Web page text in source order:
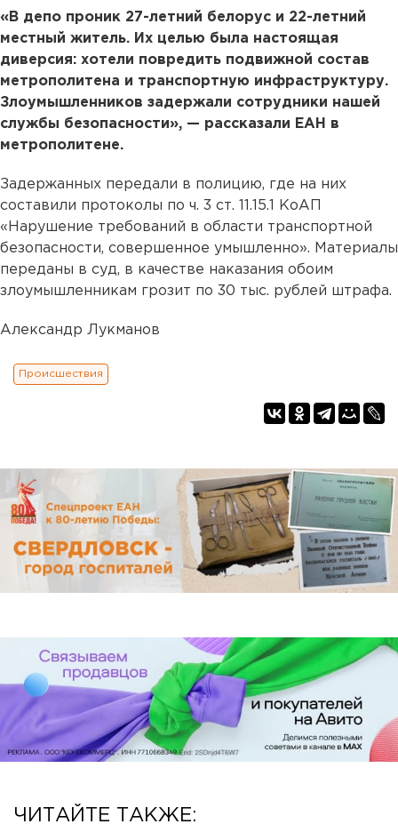
«В депо проник 27-летний белорус и 22-летний
местный житель. Их целью была настоящая
диверсия: хотели повредить подвижной состав
метрополитена и транспортную инфраструктуру.
Злоумышленников задержали сотрудники нашей
службы безопасности», — рассказали ЕАН в
метрополитене.
Задержанных передали в полицию, где на них
составили протоколы по ч. 3 ст. 11.15.1 КоАП
«Нарушение требований в области транспортной
безопасности, совершенное умышленно». Материалы
переданы в суд, в качестве наказания обоим
злоумышленникам грозит по 30 тыс. рублей штрафа.
Александр Лукманов
Происшествия
ЧИТАЙТЕ ТАКЖЕ: